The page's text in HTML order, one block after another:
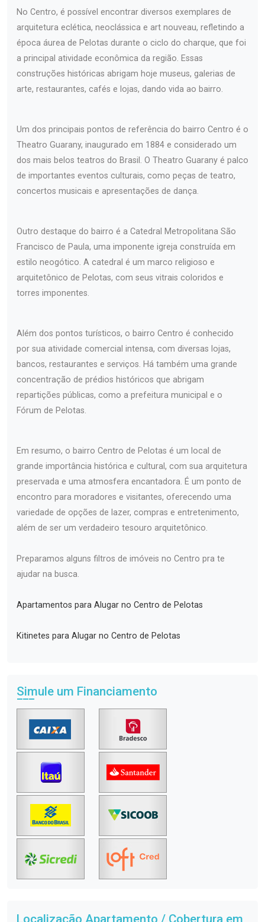
No Centro, é possível encontrar diversos exemplares de
arquitetura eclética, neoclássica e art nouveau, refletindo a
época áurea de Pelotas durante o ciclo do charque, que foi
a principal atividade econômica da região. Essas
construções históricas abrigam hoje museus, galerias de
arte, restaurantes, cafés e lojas, dando vida ao bairro.
Um dos principais pontos de referência do bairro Centro é o
Theatro Guarany, inaugurado em 1884 e considerado um
dos mais belos teatros do Brasil. O Theatro Guarany é palco
de importantes eventos culturais, como peças de teatro,
concertos musicais e apresentações de dança.
Outro destaque do bairro é a Catedral Metropolitana São
Francisco de Paula, uma imponente igreja construída em
estilo neogótico. A catedral é um marco religioso e
arquitetônico de Pelotas, com seus vitrais coloridos e
torres imponentes.
Além dos pontos turísticos, o bairro Centro é conhecido
por sua atividade comercial intensa, com diversas lojas,
bancos, restaurantes e serviços. Há também uma grande
concentração de prédios históricos que abrigam
repartições públicas, como a prefeitura municipal e o
Fórum de Pelotas.
Em resumo, o bairro Centro de Pelotas é um local de
grande importância histórica e cultural, com sua arquitetura
preservada e uma atmosfera encantadora. É um ponto de
encontro para moradores e visitantes, oferecendo uma
variedade de opções de lazer, compras e entretenimento,
além de ser um verdadeiro tesouro arquitetônico.
Preparamos alguns filtros de imóveis no Centro pra te
ajudar na busca.
Apartamentos para Alugar no Centro de Pelotas
Kitinetes para Alugar no Centro de Pelotas
Simule um Financiamento
Localização Apartamento / Cobertura em